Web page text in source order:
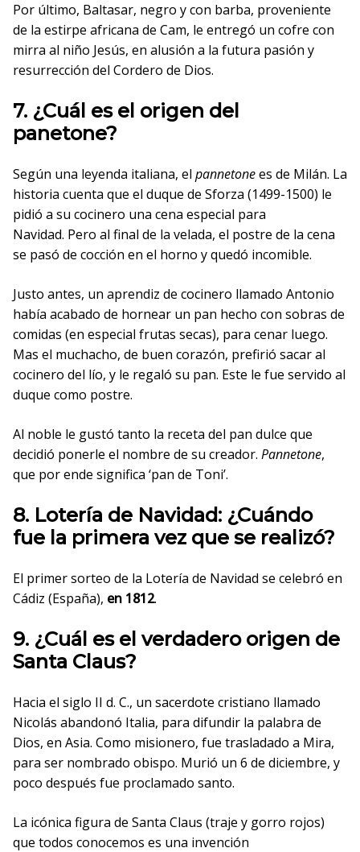
Por último, Baltasar, negro y con barba, proveniente
de la estirpe africana de Cam, le entregó un cofre con
mirra al niño Jesús, en alusión a la futura pasión y
resurrección del Cordero de Dios.
7. ¿Cuál es el origen del
panetone?
Según una leyenda italiana, el pannetonees de Milán. La
historia cuenta que el duque de Sforza (1499-1500) le
pidió a su cocinero una cena especial para
Navidad. Pero al final de la velada, el postre de la cena
se pasó de cocción en el horno y quedó incomible.
Justo antes, un aprendiz de cocinero llamado Antonio
había acabado de hornear un pan hecho con sobras de
comidas (en especial frutas secas), para cenar luego.
Mas el muchacho, de buen corazón, prefirió sacar al
cocinero del lío, y le regaló su pan. Este le fue servido al
duque como postre.
Al noble le gustó tanto la receta del pan dulce que
decidió ponerle el nombre de su creador. Pannetone,
que por ende significa ‘pan de Toni’.
8. Lotería de Navidad: ¿Cuándo
fue la primera vez que se realizó?
El primer sorteo de la Lotería de Navidad se celebró en
Cádiz (España), en 1812.
9. ¿Cuál es el verdadero origen de
Santa Claus?
Hacia el siglo II d. C., un sacerdote cristiano llamado
Nicolás abandonó Italia, para difundir la palabra de
Dios, en Asia. Como misionero, fue trasladado a Mira,
para ser nombrado obispo. Murió un 6 de diciembre, y
poco después fue proclamado santo.
La icónica figura de Santa Claus (traje y gorro rojos)
que todos conocemos es una invención